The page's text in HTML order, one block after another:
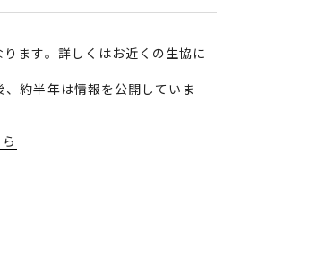
ます。詳しくはお近くの生協に
約半年は情報を公開していま